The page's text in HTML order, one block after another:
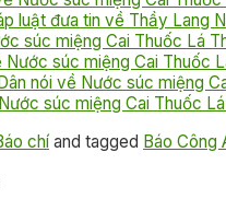
luật đưa tin về Thầy Lang
súc miệng Cai Thuốc Lá
Nước súc miệng Cai Thuốc
nói về Nước súc miệng
súc miệng Cai Thuốc
chí and tagged Báo Công